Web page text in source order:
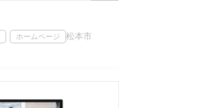
ホームページ 松本市